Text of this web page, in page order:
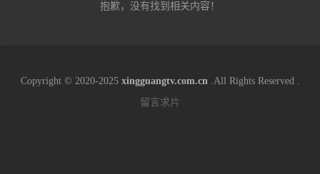
抱歉，没有找到相关内容！
Copyright © 2020-2025 xingguangtv.com.cn.All Rights Reserved .
留言求片